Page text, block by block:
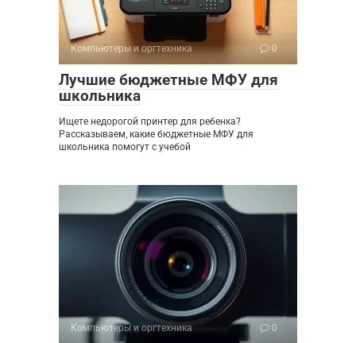
Компьютеры и оргтехника 0
Лучшие бюджетные МФУ для
школьника
Ищете недорогой принтер для ребенка?
Рассказываем, какие бюджетные МФУ для
школьника помогут с учебой
Компьютеры и оргтехника 0